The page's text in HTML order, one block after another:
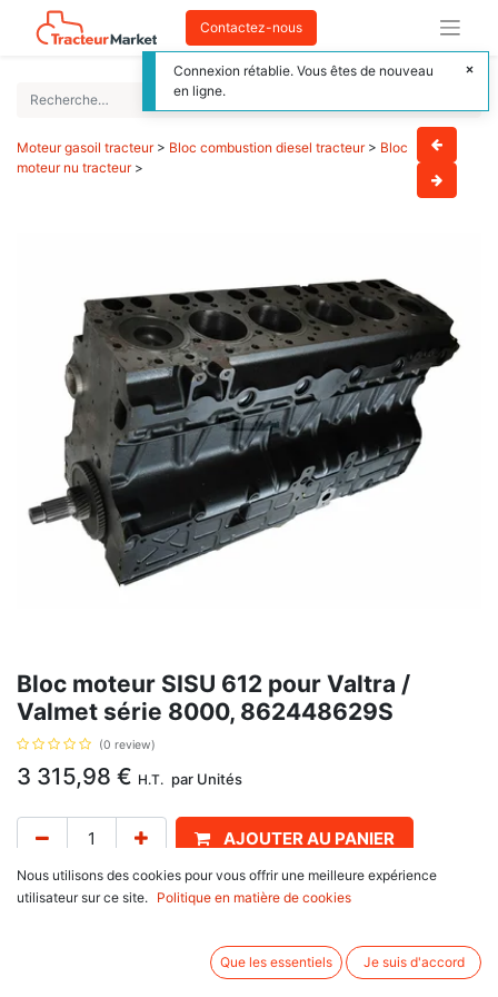
Contactez-nous
Moteur gasoil tracteur> Bloc combustion diesel tracteur> Bloc
moteur nu tracteur>
Bloc moteur SISU 612 pour Valtra /
Valmet série 8000, 862448629S
(0 review)
3 315,98 € H.T. par Unités
AJOUTER AU PANIER
Délai de livraison : 1 semaine
Nous utilisons des cookies pour vous offrir une meilleure expérience
utilisateur sur ce site.
Politique en matière de cookies
Que les essentiels Je suis d'accord
Connexion rétablie. Vous êtes de nouveau
en ligne.